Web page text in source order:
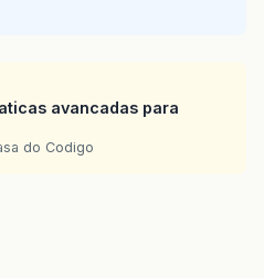
avancadas para
do Codigo